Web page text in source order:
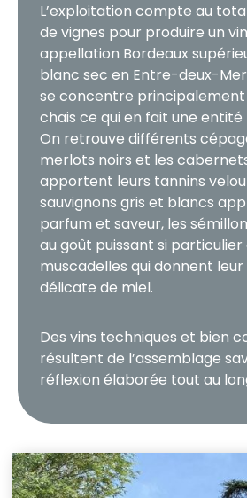
L’exploitation compte au
de vignes pour produire un
appellation Bordeaux
blanc sec en Entre-deux-
se concentre principalement
chais ce qui en fait une
On retrouve différents
merlots noirs et les
apportent leurs tannins
sauvignons gris et blancs
parfum et saveur, les
au goût puissant si particulier
muscadelles qui donnent
délicate de miel.
Des vins techniques et bien
résultent de l’assemblage
réflexion élaborée tout au